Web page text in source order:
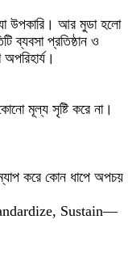
উপকারি। আর মুডা হলো
ব্যবসা প্রতিষ্ঠান ও
মূল্য সৃষ্টি করে না।
করে কোন ধাপে অপচয়
Sustain—